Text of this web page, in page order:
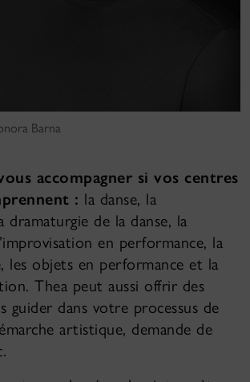
Barna
accompagner si vos centres
: la danse, la
dramaturgie de la danse, la
en performance, la
les objets en performance et la
Thea peut aussi offrir des
guider dans votre processus de
artistique, demande de